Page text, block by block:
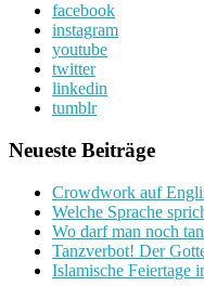
facebook
instagram
youtube
twitter
linkedin
tumblr
Neueste Beiträge
Crowdwork auf
Welche Sprache
Wo darf man noch
Tanzverbot! Der
Islamische Feiertage